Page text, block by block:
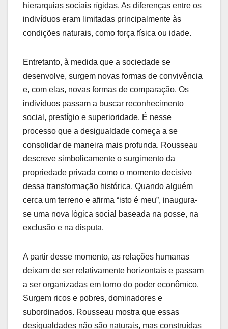
hierarquias sociais rígidas. As diferenças entre os
indivíduos eram limitadas principalmente às
condições naturais, como força física ou idade.
Entretanto, à medida que a sociedade se
desenvolve, surgem novas formas de convivência
e, com elas, novas formas de comparação. Os
indivíduos passam a buscar reconhecimento
social, prestígio e superioridade. É nesse
processo que a desigualdade começa a se
consolidar de maneira mais profunda. Rousseau
descreve simbolicamente o surgimento da
propriedade privada como o momento decisivo
dessa transformação histórica. Quando alguém
cerca um terreno e afirma “isto é meu”, inaugura-
se uma nova lógica social baseada na posse, na
exclusão e na disputa.
A partir desse momento, as relações humanas
deixam de ser relativamente horizontais e passam
a ser organizadas em torno do poder econômico.
Surgem ricos e pobres, dominadores e
subordinados. Rousseau mostra que essas
desigualdades não são naturais, mas construídas